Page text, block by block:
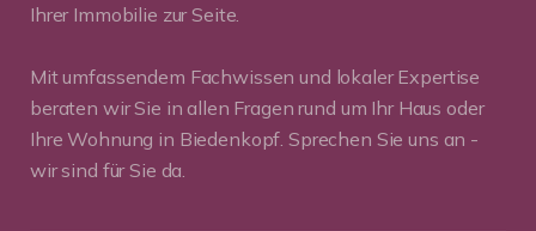
Ihrer Immobilie zur Seite.
Mit umfassendem Fachwissen und lokaler Expertise
beraten wir Sie in allen Fragen rund um Ihr Haus oder
Ihre Wohnung in Biedenkopf. Sprechen Sie uns an -
wir sind für Sie da.